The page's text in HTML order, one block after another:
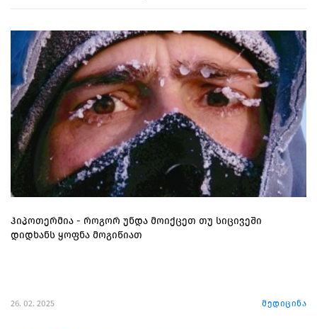
ჰიპოთერმია - როგორ უნდა მოიქცეთ თუ სიცივეში
დიდხანს ყოფნა მოგიწიათ
26. 02. 2025 მედიცინა